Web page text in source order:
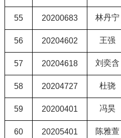
55 20200683 林丹宁
56 20204602 王强
57 20204618 刘奕含
58 20204727 杜骁
59 20200401 冯昊
60 20205401 陈雅萱